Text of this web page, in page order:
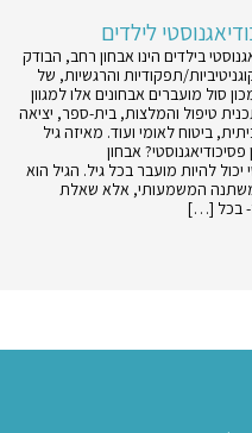
לילדים
בילדים הינו אבחון רחב, הבודק
תפקודיות והרגשיות, של
סול מועברים אבחונים אלו למגוון
טיפול והמלצות, בית-ספר, יציאה
ביטוח לאומי ועוד. מאיזה גיל
אבחון
יכול להיות מועבר בכל גיל. הגיל הוא
המשמעותי, אלא שאלת
בכל […]